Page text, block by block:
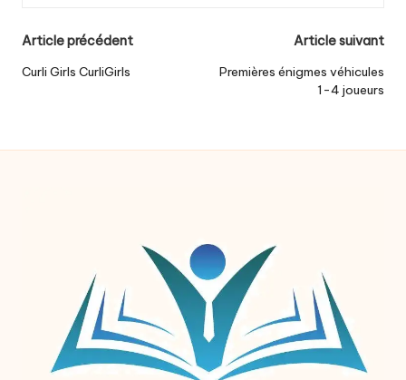
Post
navigation
Article précédent
Curli Girls CurliGirls
Article suivant
Premières énigmes véhicules
1-4 joueurs